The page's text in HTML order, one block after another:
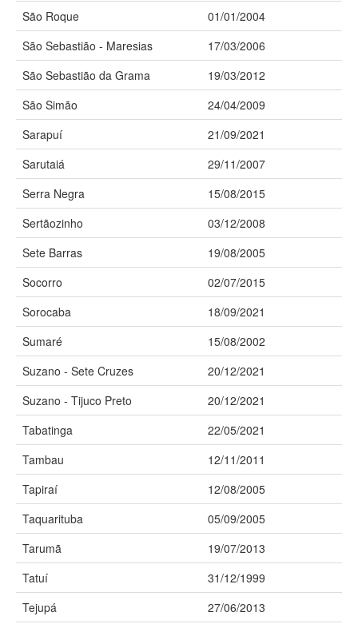
São Roque
01/01/2004
São Sebastião - Maresias
17/03/2006
São Sebastião da Grama
19/03/2012
São Simão
24/04/2009
Sarapuí
21/09/2021
Sarutaiá
29/11/2007
Serra Negra
15/08/2015
Sertãozinho
03/12/2008
Sete Barras
19/08/2005
Socorro
02/07/2015
Sorocaba
18/09/2021
Sumaré
15/08/2002
Suzano - Sete Cruzes
20/12/2021
Suzano - Tijuco Preto
20/12/2021
Tabatinga
22/05/2021
Tambau
12/11/2011
Tapiraí
12/08/2005
Taquarituba
05/09/2005
Tarumã
19/07/2013
Tatuí
31/12/1999
Tejupá
27/06/2013